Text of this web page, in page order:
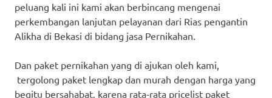
peluang kali ini kami akan berbincang mengenai
perkembangan lanjutan pelayanan dari Rias pengantin
Alikha di Bekasi di bidang jasa Pernikahan.
Dan paket pernikahan yang di ajukan oleh kami,
tergolong paket lengkap dan murah dengan harga yang
begitu bersahabat. karena rata-rata pricelist paket